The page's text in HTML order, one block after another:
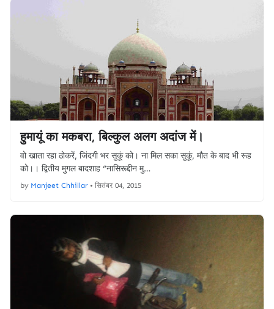
हुमायूं का मकबरा, बिल्कुल अलग अदांज में।
वो खाता रहा ठोकरें, जिंदगी भर सुकूं को। ना मिल सका सुकूं, मौत के बाद भी रूह
को।। द्वितीय मुगल बादशाह “नासिरूद्दीन मु…
by Manjeet Chhillar • सितंबर 04, 2015